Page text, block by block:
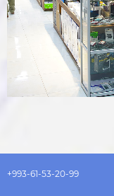
+993-61-53-20-99